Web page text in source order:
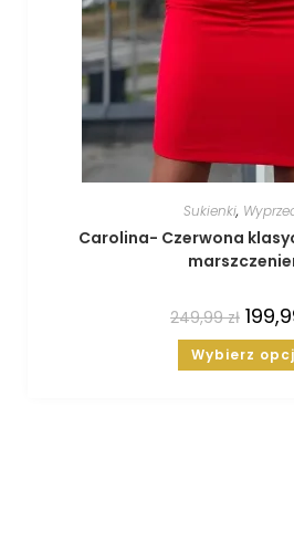
Sukienki,
Carolina- Czerwona
249,99zł
Wybierz